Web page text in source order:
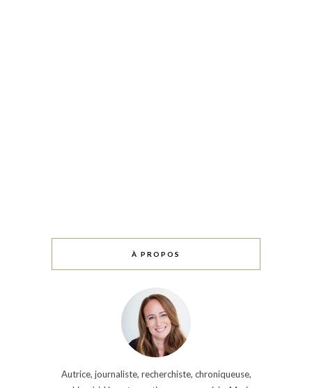
À PROPOS
Autrice, journaliste, recherchiste, chroniqueuse,